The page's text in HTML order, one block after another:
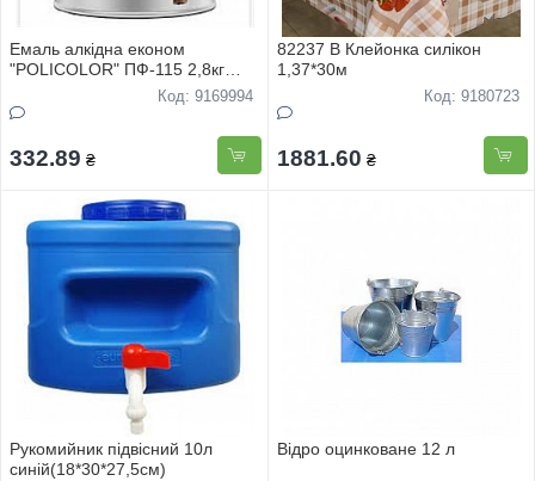
Емаль алкiдна економ
"POLICOLOR" ПФ-115 2,8кг
червоно-коричневаКод: 9169994
332.89 ₴
82237 B Клейонка силiкон
1,37*30м
Код: 9180723
1881.60 ₴
Рукомийник пiдвiсний 10л
синiй(18*30*27,5см)
Вiдро оцинковане 12 л